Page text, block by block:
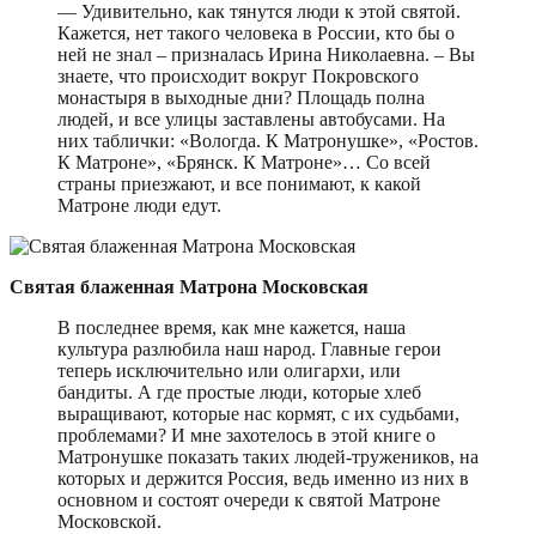
— Удивительно, как тянутся люди к этой святой.
Кажется, нет такого человека в России, кто бы о
ней не знал – призналась Ирина Николаевна. – Вы
знаете, что происходит вокруг Покровского
монастыря в выходные дни? Площадь полна
людей, и все улицы заставлены автобусами. На
них таблички: «Вологда. К Матронушке», «Ростов.
К Матроне», «Брянск. К Матроне»… Со всей
страны приезжают, и все понимают, к какой
Матроне люди едут.
Святая блаженная Матрона Московская
В последнее время, как мне кажется, наша
культура разлюбила наш народ. Главные герои
теперь исключительно или олигархи, или
бандиты. А где простые люди, которые хлеб
выращивают, которые нас кормят, с их судьбами,
проблемами? И мне захотелось в этой книге о
Матронушке показать таких людей-тружеников, на
которых и держится Россия, ведь именно из них в
основном и состоят очереди к святой Матроне
Московской.